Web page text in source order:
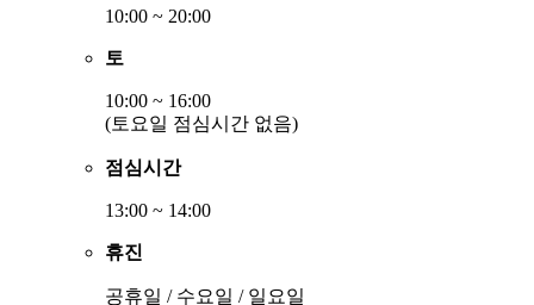
10:00 ~ 20:00
토
10:00 ~ 16:00
(토요일 점심시간 없음)
점심시간
13:00 ~ 14:00
휴진
공휴일 / 수요일 / 일요일